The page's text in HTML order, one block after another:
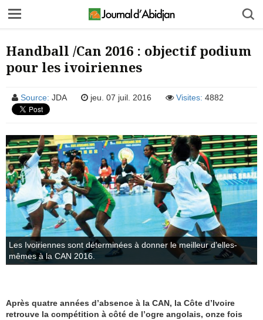
Handball /Can 2016 : objectif podium
pour les ivoiriennes
Source: JDA jeu. 07 juil. 2016 Visites: 4882
Les Ivoiriennes sont déterminées à donner le meilleur d’elles-
mêmes à la CAN 2016.
Après quatre années d’absence à la CAN, la Côte d’Ivoire
retrouve la compétition à côté de l’ogre angolais, onze fois